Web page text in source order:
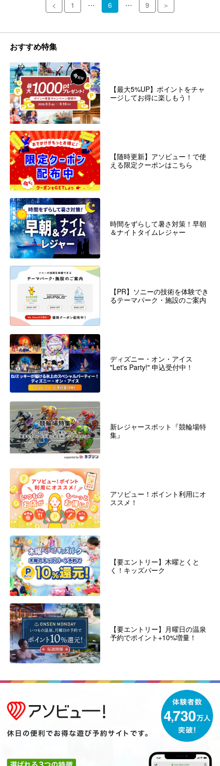
< 1 … 6 … 9 ＞
おすすめ特集
【最大5%UP】ポイントをチャ
ージしてお得に楽しもう！
【随時更新】アソビュー！で使
える限定クーポンはこちら
時間をずらして暑さ対策！早朝
＆ナイトタイムレジャー
【PR】ソニーの技術を体験でき
るテーマパーク・施設のご案内
ディズニー・オン・アイス
"Let's Party!" 申込受付中！
新レジャースポット『競輪場特
集』
アソビュー！ポイント利用にオ
ススメ！
【要エントリー】木曜とくと
く！キッズパーク
【要エントリー】月曜日の温泉
予約でポイント+10%増量！